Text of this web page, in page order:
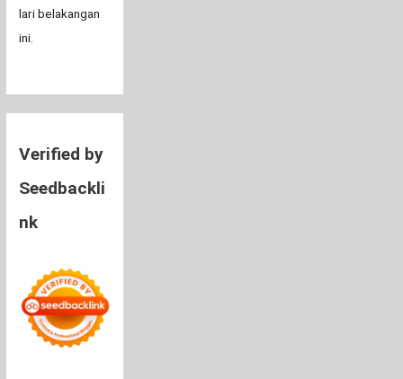
lari belakangan
ini.
Verified by
Seedbackli
nk